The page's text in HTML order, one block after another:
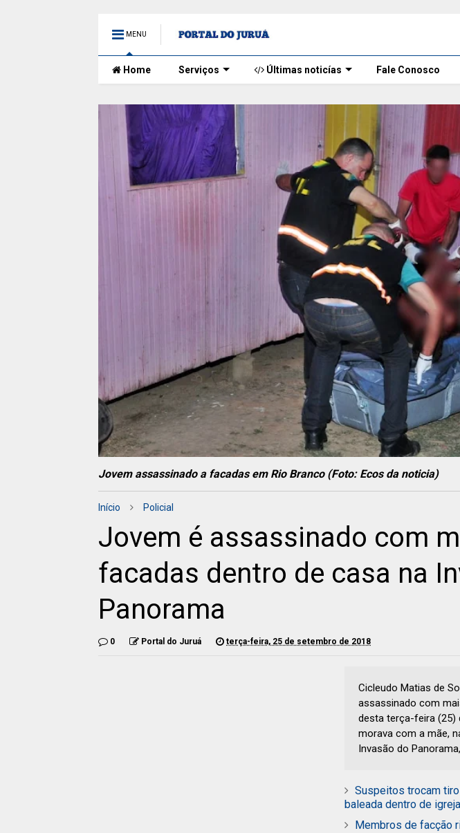
MENU
Home Serviços Últimas noticías Fale Conosco
Jovem assassinado a facadas em Rio Branco (Foto: Ecos da noticia)
Início Policial
Jovem é assassinado com
facadas dentro de casa na
Panorama
0 Portal do Juruá terça-feira, 25 de setembro de 2018
Cicleudo Matias de
assassinado com
desta terça-feira (25)
morava com a mãe,
Invasão do
Suspeitos trocam
baleada dentro de
Membros de facção